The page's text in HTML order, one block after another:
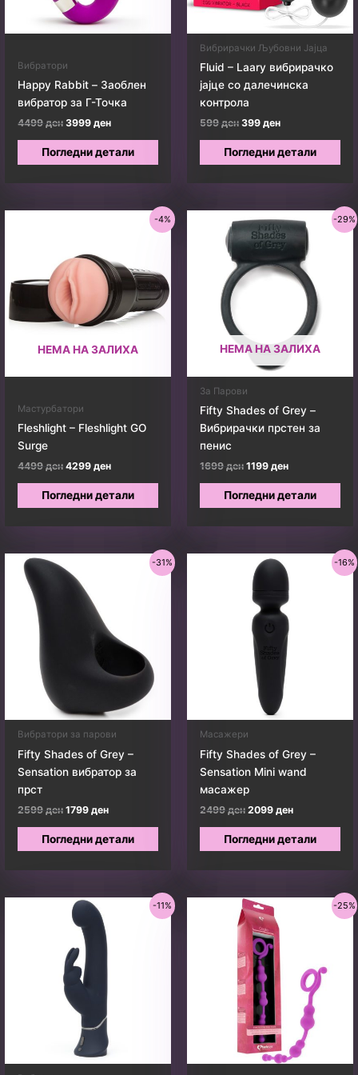
Вибратори
Happy Rabbit – Заоблен
вибратор за Г-Точка
4499ден Original
was:
4499 ден.
3999денCurrent
is:
Погледни детали
Вибрирачки Љубовни Јајца
Fluid – Laary вибрирачко
јајце со далечинска
контрола
599ден Original
was:
599 ден.
399денCurrent
is:
399 ден.
Погледни детали
-4%
НЕМА НА ЗАЛИХА
Мастурбатори
Fleshlight – Fleshlight GO
Surge
4499ден Original
was:
4499 ден.
4299денCurrent
is:
Погледни детали
-29%
НЕМА НА ЗАЛИХА
За Парови
Fifty Shades of Grey –
Вибрирачки прстен за
пенис
1699ден Original
was:
1699 ден.
1199денCurrent
is:
1199 ден.
Погледни детали
-31%
Вибратори за парови
Fifty Shades of Grey –
Sensation вибратор за
прст
2599ден Original
was:
2599 ден.
1799денCurrent
is:
Погледни детали
-16%
Масажери
Fifty Shades of Grey –
Sensation Mini wand
масажер
2499ден Original
was:
2499 ден.
2099денCurrent
is:
Погледни детали
-11% -25%